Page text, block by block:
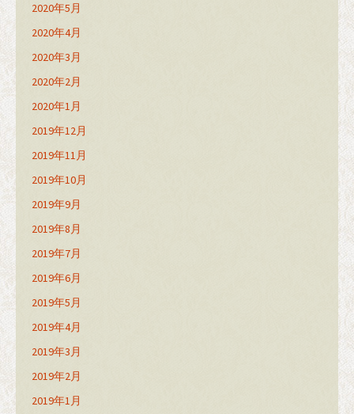
2020年5月
2020年4月
2020年3月
2020年2月
2020年1月
2019年12月
2019年11月
2019年10月
2019年9月
2019年8月
2019年7月
2019年6月
2019年5月
2019年4月
2019年3月
2019年2月
2019年1月